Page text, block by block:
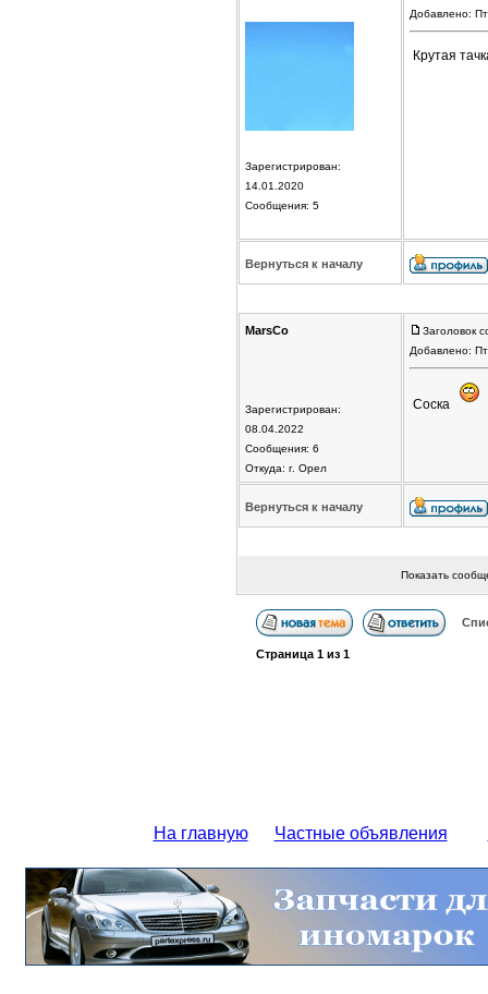
Зарегистрирован:
14.01.2020
Сообщения: 5
Добавлено:
Крутая
Вернуться к началу
MarsCo
Зарегистрирован:
08.04.2022
Сообщения: 6
Откуда: г. Орел
Заголовок
Добавлено:
Соска
Вернуться к началу
Показать
Страница 1из 1
На главную Частные объявления